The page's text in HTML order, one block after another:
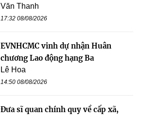
Văn Thanh
17:32 08/08/2026
EVNHCMC vinh dự nhận Huân
chương Lao động hạng Ba
Lê Hoa
14:50 08/08/2026
Đưa sĩ quan chính quy về cấp xã,